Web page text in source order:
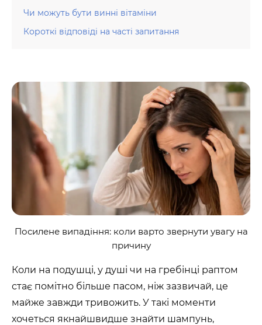
Чи можуть бути винні вітаміни
Короткі відповіді на часті запитання
Посилене випадіння: коли варто звернути увагу на
причину
Коли на подушці, у душі чи на гребінці раптом
стає помітно більше пасом, ніж зазвичай, це
майже завжди тривожить. У такі моменти
хочеться якнайшвидше знайти шампунь,